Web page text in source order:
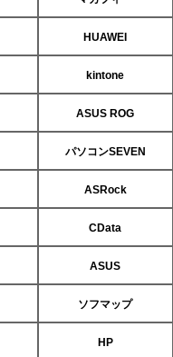
HUAWEI
kintone
ASUS ROG
パソコンSEVEN
ASRock
CData
ASUS
ソフマップ
HP